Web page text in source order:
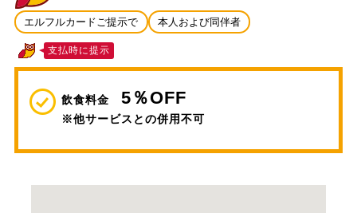
エルフルカードご提示で 本人および同伴者
支払時に提示
飲食料金5％OFF
※他サービスとの併用不可